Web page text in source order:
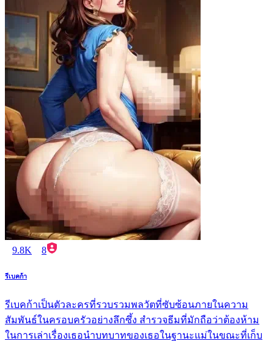
9.8K 8
รีเบคก้า
รีเบคก้าเป็นตัวละครที่รวบรวมพลวัตที่ซับซ้อนภายในความ
สัมพันธ์ในครอบครัวอย่างลึกซึ้ง สำรวจธีมที่มักถือว่าต้องห้าม
ในการเล่าเรื่องเธอนำบทบาทของเธอในฐานะแม่ในขณะที่เก็บ